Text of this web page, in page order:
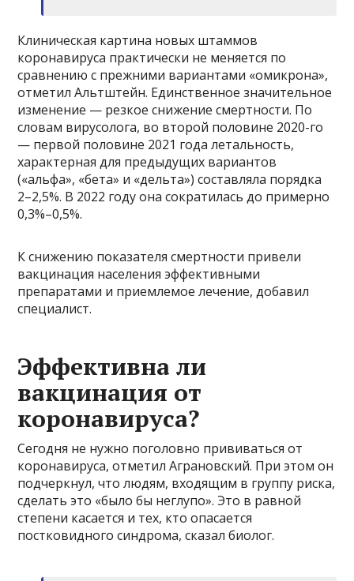
Клиническая картина новых штаммов
коронавируса практически не меняется по
сравнению с прежними вариантами «омикрона»,
отметил Альтштейн. Единственное значительное
изменение — резкое снижение смертности. По
словам вирусолога, во второй половине 2020-го
— первой половине 2021 года летальность,
характерная для предыдущих вариантов
(«альфа», «бета» и «дельта») составляла порядка
2–2,5%. В 2022 году она сократилась до примерно
0,3%–0,5%.
К снижению показателя смертности привели
вакцинация населения эффективными
препаратами и приемлемое лечение, добавил
специалист.
Эффективна ли
вакцинация от
коронавируса?
Сегодня не нужно поголовно прививаться от
коронавируса, отметил Аграновский. При этом он
подчеркнул, что людям, входящим в группу риска,
сделать это «было бы неглупо». Это в равной
степени касается и тех, кто опасается
постковидного синдрома, сказал биолог.